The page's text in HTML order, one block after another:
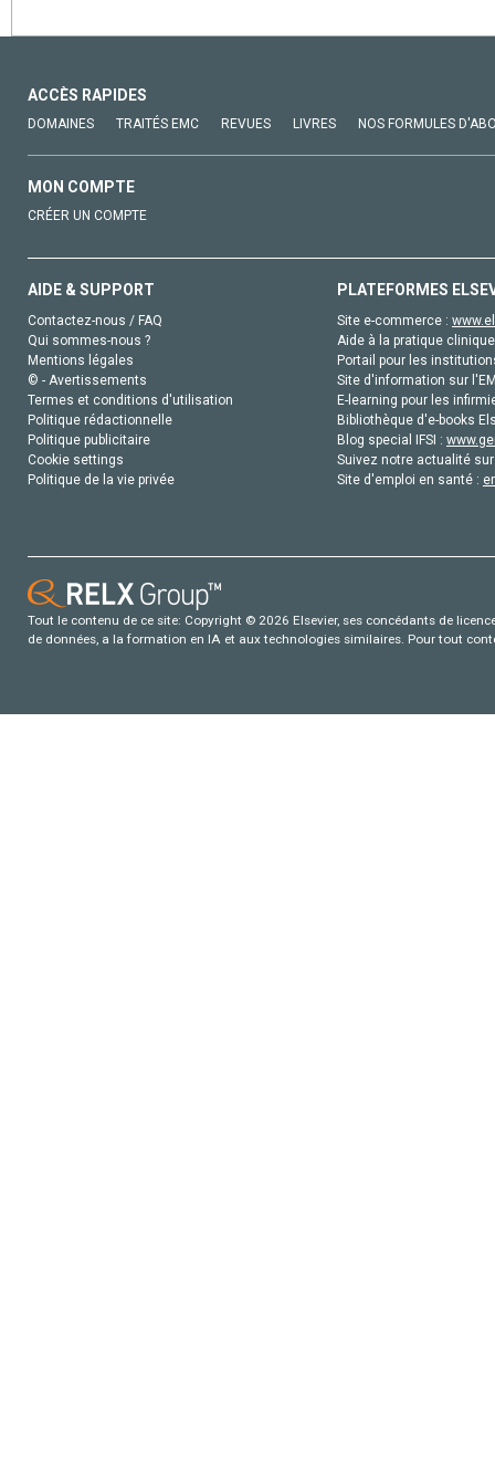
ACCÈS RAPIDES
DOMAINES TRAITÉS EMC REVUES LIVRES NOS FORMULES
MON COMPTE
CRÉER UN COMPTE
AIDE & SUPPORT
Contactez-nous / FAQ
Qui sommes-nous ?
Mentions légales
© - Avertissements
Termes et conditions d'utilisation
Politique rédactionnelle
Politique publicitaire
Cookie settings
Politique de la vie privée
PLATEFORMES
Site e-commerce :
Aide à la pratique
Portail pour les
Site d'information sur
E-learning pour les
Bibliothèque d'e-books
Blog special IFSI :
Suivez notre actualité
Site d'emploi en santé :
Tout le contenu de ce site: Copyright © 2026 Elsevier, ses concédants de
de données, a la formation en IA et aux technologies similaires. Pour tout